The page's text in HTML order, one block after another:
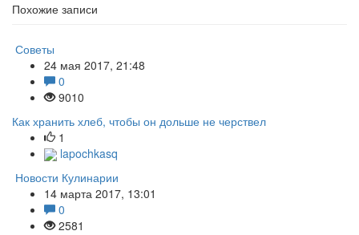
Похожие записи
Советы
24 мая 2017, 21:48
0
9010
Как хранить хлеб, чтобы он дольше не черствел
1
lapochkasq
Новости Кулинарии
14 марта 2017, 13:01
0
2581